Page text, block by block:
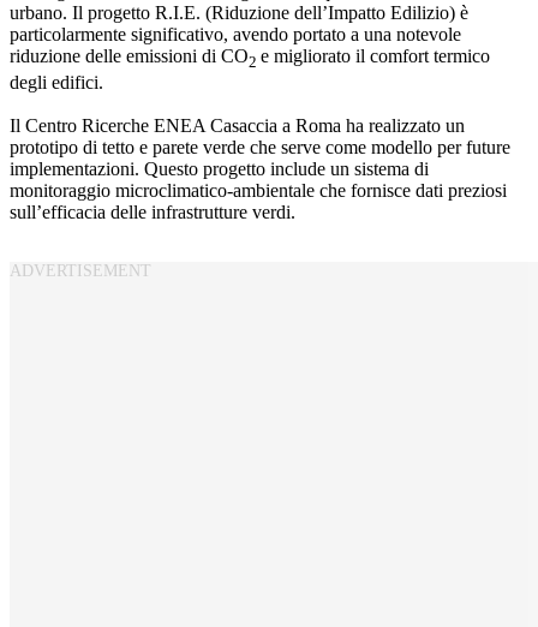
urbano. Il progetto R.I.E. (Riduzione dell’Impatto Edilizio) è
particolarmente significativo, avendo portato a una notevole
riduzione delle emissioni di CO2 e migliorato il comfort termico
degli edifici.
Il Centro Ricerche ENEA Casaccia a Roma ha realizzato un
prototipo di tetto e parete verde che serve come modello per future
implementazioni. Questo progetto include un sistema di
monitoraggio microclimatico-ambientale che fornisce dati preziosi
sull’efficacia delle infrastrutture verdi.